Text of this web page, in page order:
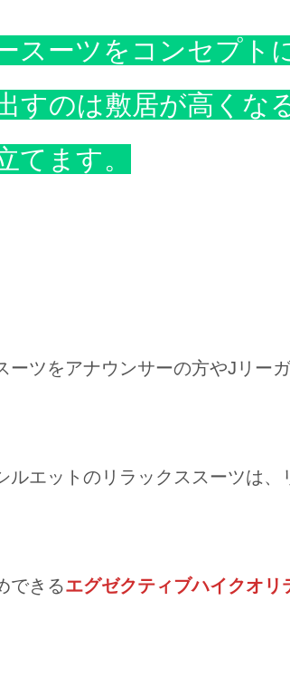
スーツをコンセプト
すのは敷居が高くな
てます。
ツをアナウンサーの方やJリー
エットのリラックススーツは、
できるエグゼクティブハイクオリ